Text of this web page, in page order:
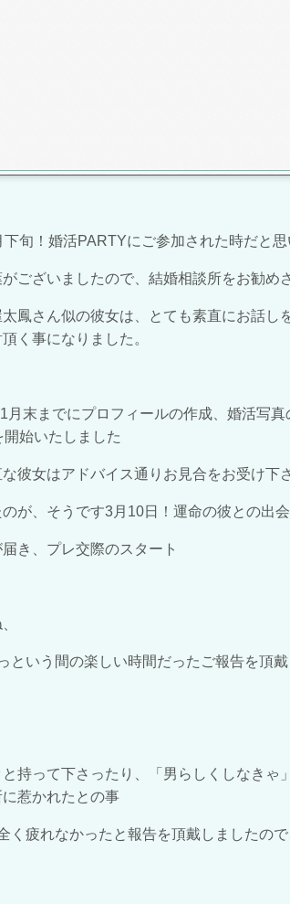
旬！婚活PARTYにご参加された時だと思
ございましたので、結婚相談所をお勧め
鳳さん似の彼女は、とても素直にお話し
く事になりました。
月末までにプロフィールの作成、婚活写
始いたしました
彼女はアドバイス通りお見合をお受け下
が、そうです3月10日！運命の彼との出
き、プレ交際のスタート
いう間の楽しい時間だったご報告を頂戴
持って下さったり、「男らしくしなきゃ
惹かれたとの事
く疲れなかったと報告を頂戴しましたの